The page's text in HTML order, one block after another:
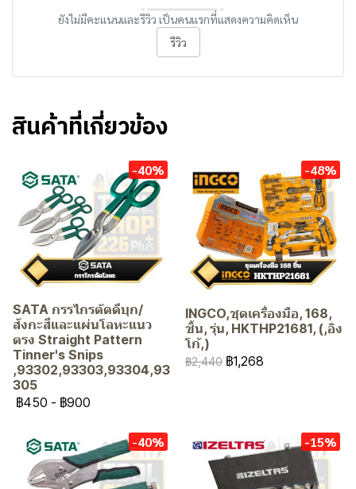
ยังไม่มีคะแนนและรีวิว เป็นคนแรกที่แสดงความคิดเห็น
รีวิว
สินค้าที่เกี่ยวข้อง
-40%
SATA กรรไกรตัดดีบุก/
สังกะสีและแผ่นโลหะแนว
ตรง Straight Pattern
Tinner's Snips
,93302,93303,93304,93
305
฿450 - ฿900
-48%
INGCO,ชุดเครื่องมือ, 168,
ชิ้น, รุ่น, HKTHP21681, (,อิง
โก้,)
฿2,440 ฿1,268
-40% -15%